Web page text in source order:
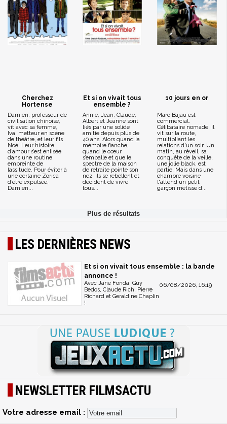
Cherchez
Hortense
Damien, professeur de
civilisation chinoise,
vit avec sa femme,
Iva, metteur en scène
de théâtre, et leur fils
Noé. Leur histoire
d’amour s’est enlisée
dans une routine
empreinte de
lassitude. Pour éviter à
une certaine Zorica
d’être expulsée,
Damien...
Et si on vivait tous
ensemble ?
Annie, Jean, Claude,
Albert et Jeanne sont
liés par une solide
amitié depuis plus de
40 ans. Alors quand la
mémoire flanche,
quand le cœur
s’emballe et que le
spectre de la maison
de retraite pointe son
nez, ils se rebellent et
décident de vivre
tous...
10 jours en or
Marc Bajau est
commercial.
Célibataire nomade, il
vit sur la route,
multipliant les
relations d'un soir. Un
matin, au réveil, sa
conquête de la veille,
une jolie black, est
partie. Mais dans une
chambre voisine
l'attend un petit
garçon métisse d...
LES DERNIÈRES NEWS
Et si on vivait tous ensemble : la bande
annonce !
06/08/2026, 16:19
Avec Jane Fonda, Guy
Bedos, Claude Rich, Pierre
Richard et Geraldine Chaplin
!
NEWSLETTER FILMSACTU
Votre adresse email :